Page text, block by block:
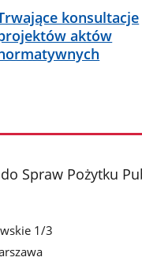
konsultacje
aktów
Spraw Pożytku
1/3